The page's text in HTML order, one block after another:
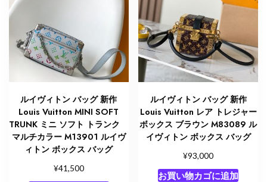
ルイヴィトン バッグ 新作
Louis Vuitton MINI SOFT
TRUNK ミニ ソフト トランク
マルチカラー M13901 ルイヴ
ィトン ボックス バッグ
¥41,500
ルイヴィトン バッグ 新作
Louis Vuitton レア トレジャー
ボックス ブラウン M83089 ル
イヴィトン ボックス バッグ
¥93,000
お買い物カゴに追加